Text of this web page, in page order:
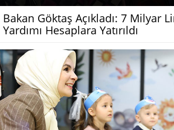
Bakan Göktaş Açıkladı: 7 Milyar
Yardımı Hesaplara Yatırıldı